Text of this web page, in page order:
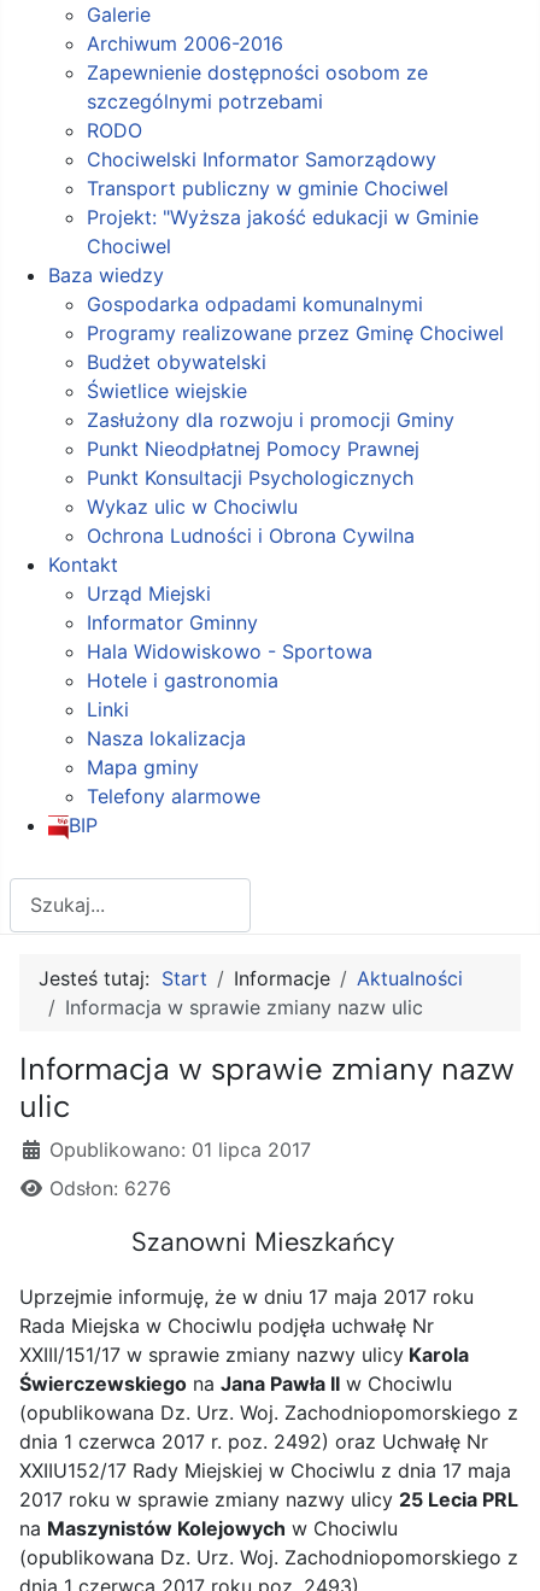
Galerie
Archiwum 2006-2016
Zapewnienie dostępności osobom ze
szczególnymi potrzebami
RODO
Chociwelski Informator Samorządowy
Transport publiczny w gminie Chociwel
Projekt: "Wyższa jakość edukacji w Gminie
Chociwel
Baza wiedzy
Gospodarka odpadami komunalnymi
Programy realizowane przez Gminę Chociwel
Budżet obywatelski
Świetlice wiejskie
Zasłużony dla rozwoju i promocji Gminy
Punkt Nieodpłatnej Pomocy Prawnej
Punkt Konsultacji Psychologicznych
Wykaz ulic w Chociwlu
Ochrona Ludności i Obrona Cywilna
Kontakt
Urząd Miejski
Informator Gminny
Hala Widowiskowo - Sportowa
Hotele i gastronomia
Linki
Nasza lokalizacja
Mapa gminy
Telefony alarmowe
BIP
Jesteś tutaj: Start Informacje
Aktualności
Informacja w sprawie zmiany nazw ulic
Informacja w sprawie zmiany nazw
ulic
Szczegóły
Opublikowano: 01 lipca 2017
Odsłon: 6276
Szanowni Mieszkańcy
Uprzejmie informuję, że w dniu 17 maja 2017 roku
Rada Miejska w Chociwlu podjęła uchwałę Nr
XXIII/151/17 w sprawie zmiany nazwy ulicy Karola
Świerczewskiego na Jana Pawła II w Chociwlu
(opublikowana Dz. Urz. Woj. Zachodniopomorskiego z
dnia 1 czerwca 2017 r. poz. 2492) oraz Uchwałę Nr
XXIIU152/17 Rady Miejskiej w Chociwlu z dnia 17 maja
2017 roku w sprawie zmiany nazwy ulicy 25 Lecia PRL
na Maszynistów Kolejowych w Chociwlu
(opublikowana Dz. Urz. Woj. Zachodniopomorskiego z